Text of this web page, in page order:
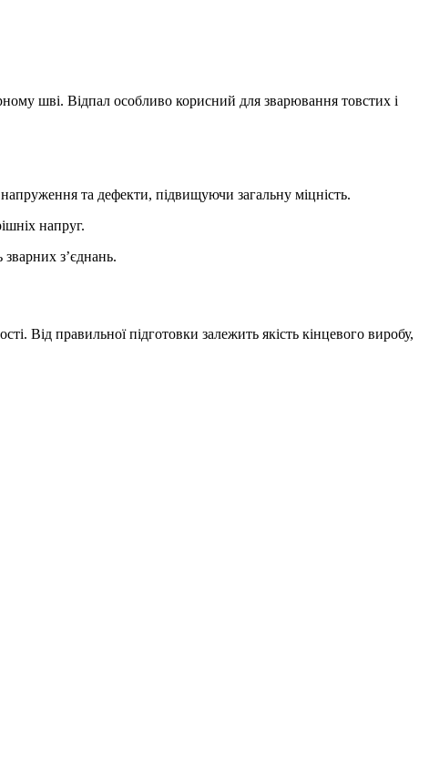
шві. Відпал особливо корисний для зварювання товстих і
та дефекти, підвищуючи загальну міцність.
напруг.
з’єднань.
Від правильної підготовки залежить якість кінцевого виробу,